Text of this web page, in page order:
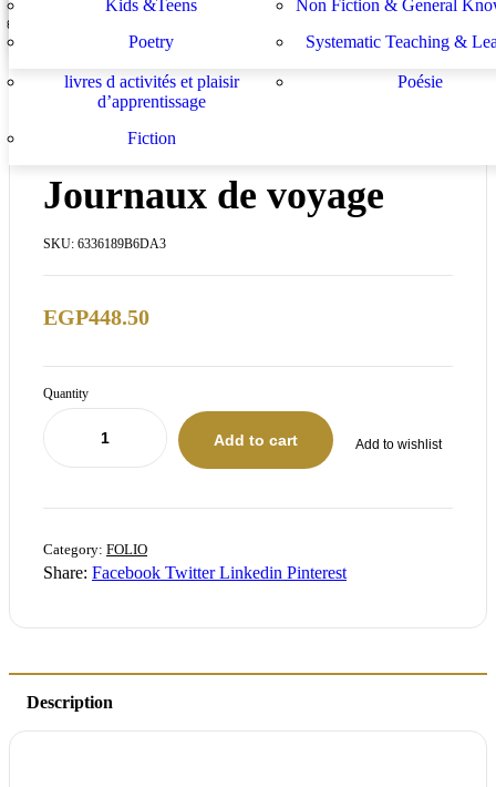
développement de l enseignant
apprentissage
livres d activités et plaisir
d’apprentissage
Poésie
Fiction
Kids &Teens
Non Fiction & General
Poetry
Systematic Teaching &
Journaux de voyage
SKU: 6336189B6DA3
EGP448.50
Quantity
Add to cart Add to wishlist
Category: FOLIO
Share: Facebook Twitter Linkedin Pinterest
Description